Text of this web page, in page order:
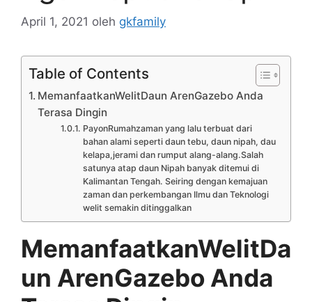
April 1, 2021 oleh gkfamily
Table of Contents
MemanfaatkanWelitDaun ArenGazebo Anda
Terasa Dingin
PayonRumahzaman yang lalu terbuat dari
bahan alami seperti daun tebu, daun nipah, dau
kelapa,jerami dan rumput alang-alang.Salah
satunya atap daun Nipah banyak ditemui di
Kalimantan Tengah. Seiring dengan kemajuan
zaman dan perkembangan Ilmu dan Teknologi
welit semakin ditinggalkan
MemanfaatkanWelitDa
un ArenGazebo Anda